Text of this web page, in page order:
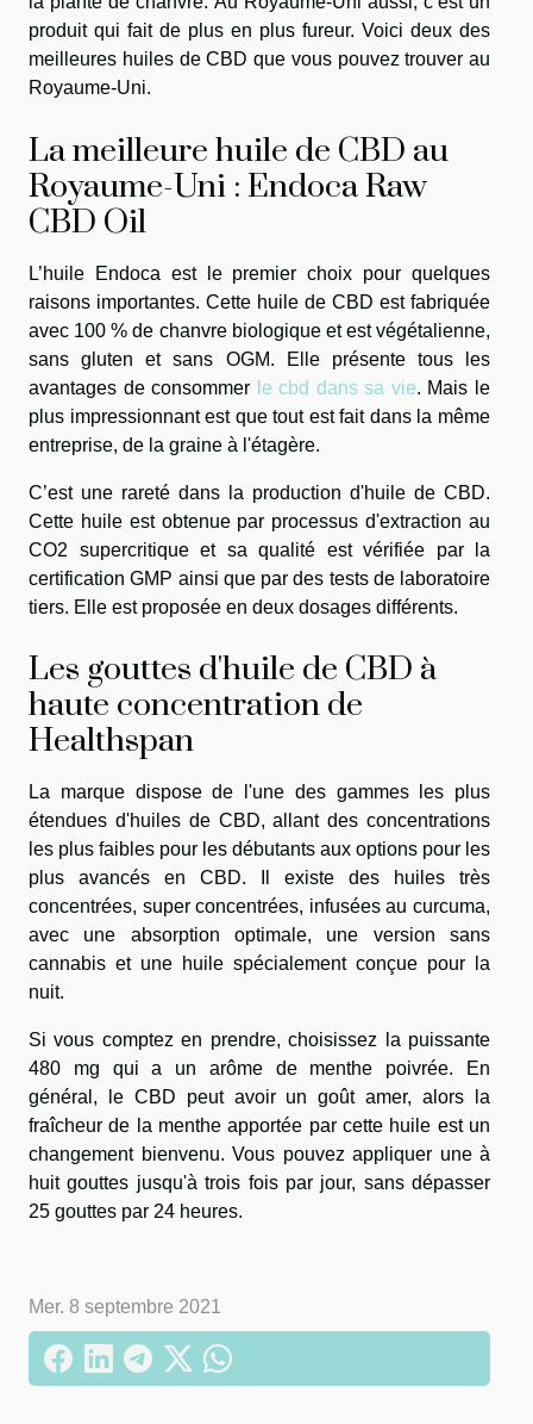
produit qui fait de plus en plus fureur. Voici deux des
meilleures huiles de CBD que vous pouvez trouver au
Royaume-Uni.
La meilleure huile de CBD au
Royaume-Uni : Endoca Raw
CBD Oil
L’huile Endoca est le premier choix pour quelques
raisons importantes. Cette huile de CBD est fabriquée
avec 100 % de chanvre biologique et est végétalienne,
sans gluten et sans OGM. Elle présente tous les
avantages de consommer le cbd dans sa vie. Mais le
plus impressionnant est que tout est fait dans la même
entreprise, de la graine à l'étagère.
C’est une rareté dans la production d'huile de CBD.
Cette huile est obtenue par processus d'extraction au
CO2 supercritique et sa qualité est vérifiée par la
certification GMP ainsi que par des tests de laboratoire
tiers. Elle est proposée en deux dosages différents.
Les gouttes d'huile de CBD à
haute concentration de
Healthspan
La marque dispose de l'une des gammes les plus
étendues d'huiles de CBD, allant des concentrations
les plus faibles pour les débutants aux options pour les
plus avancés en CBD. Il existe des huiles très
concentrées, super concentrées, infusées au curcuma,
avec une absorption optimale, une version sans
cannabis et une huile spécialement conçue pour la
nuit.
Si vous comptez en prendre, choisissez la puissante
480 mg qui a un arôme de menthe poivrée. En
général, le CBD peut avoir un goût amer, alors la
fraîcheur de la menthe apportée par cette huile est un
changement bienvenu. Vous pouvez appliquer une à
huit gouttes jusqu'à trois fois par jour, sans dépasser
25 gouttes par 24 heures.
Mer. 8 septembre 2021